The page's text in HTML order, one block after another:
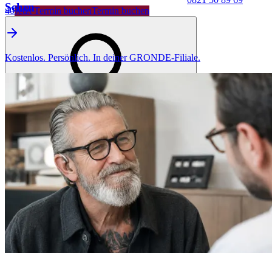
40Jetzt Termin buchenTermin buchen
Sehen
Kostenlos. Persönlich. In deiner GRONDE-Filiale.